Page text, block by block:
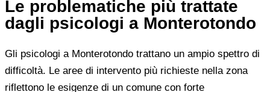
Le problematiche più trattate
dagli psicologi a Monterotondo
Gli psicologi a Monterotondo trattano un ampio spettro di
difficoltà. Le aree di intervento più richieste nella zona
riflettono le esigenze di un comune con forte